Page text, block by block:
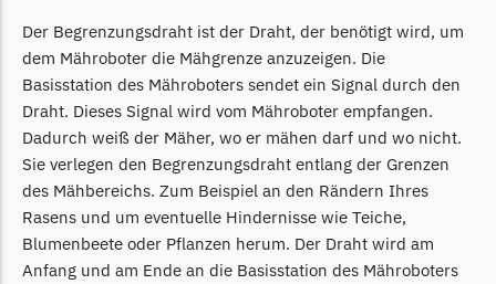
Begrenzungsdraht
Honda
Honda Messer
Begrenzungsdraht
Kress
Kress Messer
Begrenzungsdraht
Der Begrenzungsdraht ist der Draht, der benötigt wird, um
dem Mähroboter die Mähgrenze anzuzeigen. Die
Basisstation des Mähroboters sendet ein Signal durch den
Draht. Dieses Signal wird vom Mähroboter empfangen.
Dadurch weiß der Mäher, wo er mähen darf und wo nicht.
Sie verlegen den Begrenzungsdraht entlang der Grenzen
des Mähbereichs. Zum Beispiel an den Rändern Ihres
Rasens und um eventuelle Hindernisse wie Teiche,
Blumenbeete oder Pflanzen herum. Der Draht wird am
Anfang und am Ende an die Basisstation des Mähroboters